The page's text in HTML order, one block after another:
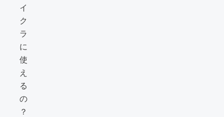
イ
ク
ラ
に
使
え
る
の
？